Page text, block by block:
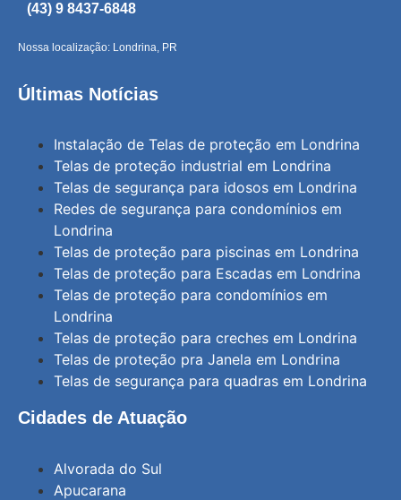
(43) 9 8437-6848
Nossa localização: Londrina, PR
Últimas Notícias
Instalação de Telas de proteção em Londrina
Telas de proteção industrial em Londrina
Telas de segurança para idosos em Londrina
Redes de segurança para condomínios em
Londrina
Telas de proteção para piscinas em Londrina
Telas de proteção para Escadas em Londrina
Telas de proteção para condomínios em
Londrina
Telas de proteção para creches em Londrina
Telas de proteção pra Janela em Londrina
Telas de segurança para quadras em Londrina
Cidades de Atuação
Alvorada do Sul
Apucarana